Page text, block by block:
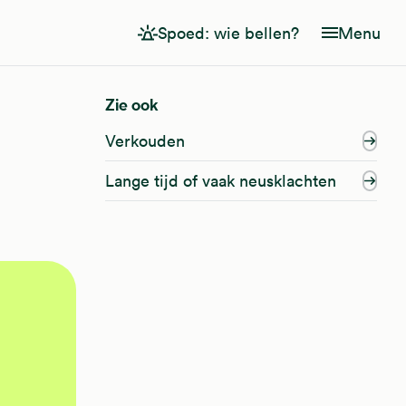
Spoed: wie bellen? Menu
Zie ook
Verkouden
Lange tijd of vaak neusklachten